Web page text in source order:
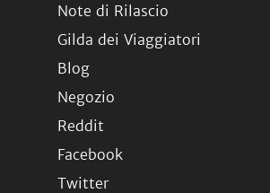
Note di Rilascio
Gilda dei Viaggiatori
Blog
Negozio
Reddit
Facebook
Twitter